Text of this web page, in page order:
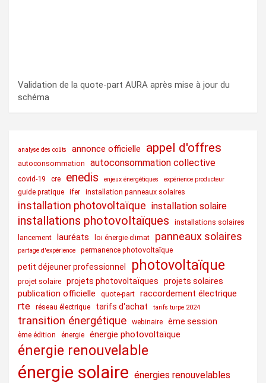
Validation de la quote-part AURA après mise à jour du
schéma
analyse des coûts annonce officielle appel d'offres
autoconsommation autoconsommation collective
covid-19 cre enedis enjeux énergétiques expérience producteur
guide pratique ifer installation panneaux solaires
installation photovoltaïque installation solaire
installations photovoltaïques
installations solaires
lancement lauréats loi énergie-climat panneaux solaires
partage d'expérience permanence photovoltaïque
petit déjeuner professionnel photovoltaïque
projet solaire projets photovoltaïques projets solaires
publication officielle quote-part raccordement électrique
rte réseau électrique tarifs d'achat tarifs turpe 2024
transition énergétique webinaire ème session
ème édition énergie énergie photovoltaïque
énergie renouvelable
énergie solaire énergies renouvelables